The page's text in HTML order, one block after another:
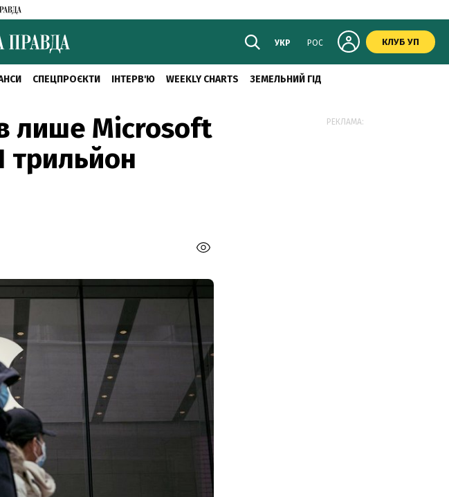
УКР РОС КЛУБ УП
СПЕЦПРОЄКТИ ІНТЕРВ'Ю WEEKLY CHARTS ЗЕМЕЛЬНИЙ ГІД
лише Microsoft
трильйон
РЕКЛАМА: